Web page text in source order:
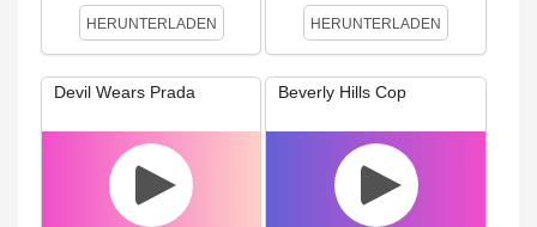
HERUNTERLADEN HERUNTERLADEN
Devil Wears Prada Beverly Hills Cop